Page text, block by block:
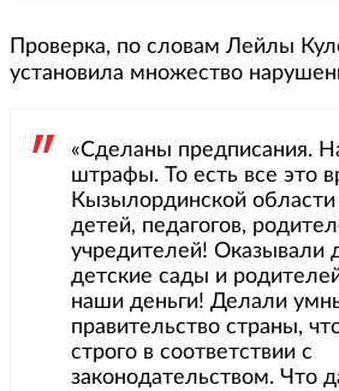
Проверка, по словам Лейлы
установила множество
«Сделаны предписания.
штрафы. То есть все это
Кызылординской
детей, педагогов,
учредителей! Оказывали
детские сады и
наши деньги! Делали
правительство страны,
строго в соответствии с
законодательством. Что